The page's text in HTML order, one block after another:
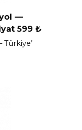
—
599 ₺